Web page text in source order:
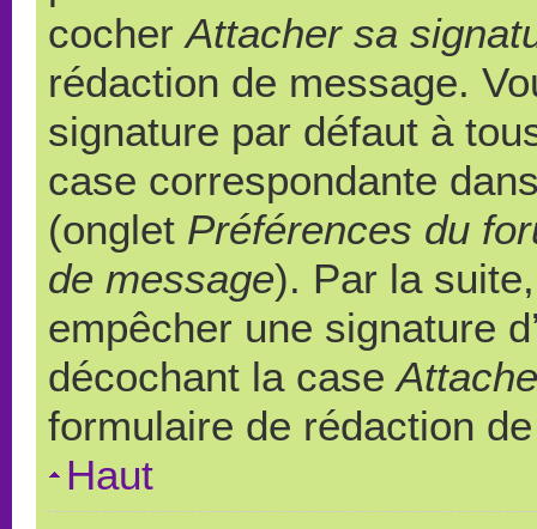
cocherAttacher sa
rédaction de message.
signature par défaut à
case correspondante
(onglet Préférences du
de message). Par la
empêcher une signature
décochant la case
formulaire de rédaction
Haut